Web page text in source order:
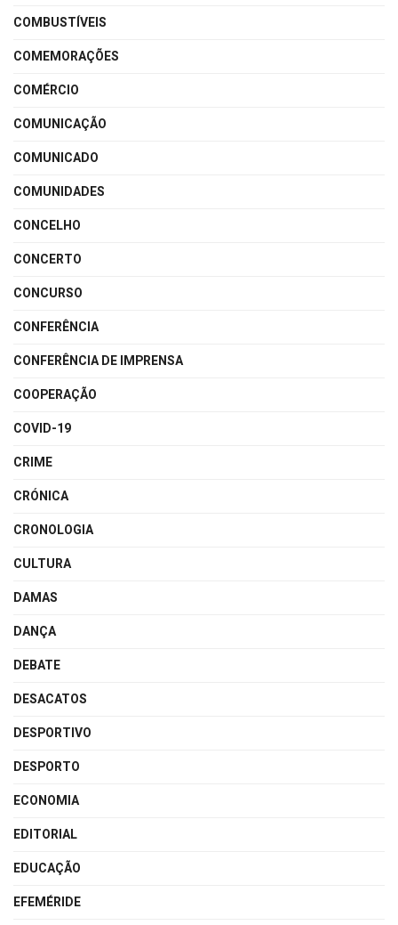
COMBUSTÍVEIS
COMEMORAÇÕES
COMÉRCIO
COMUNICAÇÃO
COMUNICADO
COMUNIDADES
CONCELHO
CONCERTO
CONCURSO
CONFERÊNCIA
CONFERÊNCIA DE IMPRENSA
COOPERAÇÃO
COVID-19
CRIME
CRÓNICA
CRONOLOGIA
CULTURA
DAMAS
DANÇA
DEBATE
DESACATOS
DESPORTIVO
DESPORTO
ECONOMIA
EDITORIAL
EDUCAÇÃO
EFEMÉRIDE